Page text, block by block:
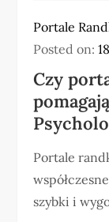
Portale
Posted on:
Czy
Portale
szybki i